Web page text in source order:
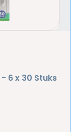
6 x 30 Stuks